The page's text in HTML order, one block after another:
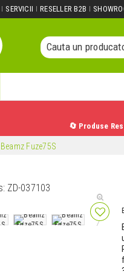
SERVICII RESELLER B2B
Cauta un produs...
Cauta un
🔄 Produse
Beamz Fuze75S
ZD-037103